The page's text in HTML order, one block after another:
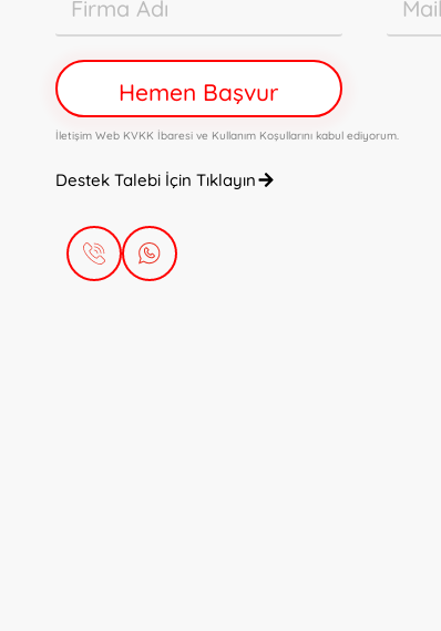
Hemen Başvur
İletişim Web KVKK İbaresi ve Kullanım Koşullarını kabul ediyorum.
Destek Talebi İçin Tıklayın